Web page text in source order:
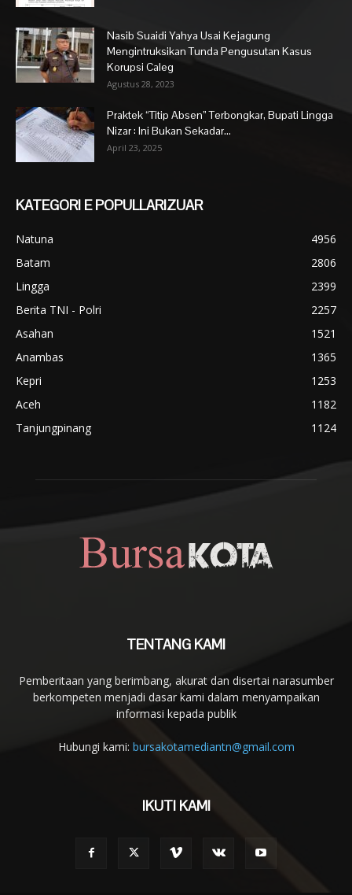
Nasib Suaidi Yahya Usai Kejagung
Mengintruksikan Tunda Pengusutan Kasus
Korupsi Caleg
Agustus 28, 2023
Praktek “Titip Absen” Terbongkar, Bupati Lingga
Nizar : Ini Bukan Sekadar...
April 23, 2025
KATEGORI E POPULLARIZUAR
Natuna
4956
Batam
2806
Lingga
2399
Berita TNI - Polri
2257
Asahan
1521
Anambas
1365
Kepri
1253
Aceh
1182
Tanjungpinang
1124
TENTANG KAMI
Pemberitaan yang berimbang, akurat dan disertai narasumber
berkompeten menjadi dasar kami dalam menyampaikan
informasi kepada publik
Hubungi kami: bursakotamediantn@gmail.com
IKUTI KAMI